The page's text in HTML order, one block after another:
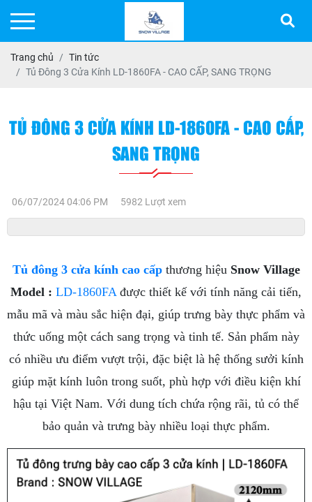
Trang chủ
Tin tức
Tủ Đông 3 Cửa Kính LD-1860FA - CAO CẤP, SANG TRỌNG
TỦ ĐÔNG 3 CỬA KÍNH LD-1860FA - CAO CẤP,
SANG TRỌNG
06/07/2024 04:06 PM 5982 Lượt xem
Tủ đông 3 cửa kính cao cấpthương hiệu Snow Village
Model : LD-1860FAđược thiết kế với tính năng cải tiến,
mẫu mã và màu sắc hiện đại, giúp trưng bày thực phẩm và
thức uống một cách sang trọng và tinh tế. Sản phẩm này
có nhiều ưu điểm vượt trội, đặc biệt là hệ thống sưởi kính
giúp mặt kính luôn trong suốt, phù hợp với điều kiện khí
hậu tại Việt Nam. Với dung tích chứa rộng rãi, tủ có thể
bảo quản và trưng bày nhiều loại thực phẩm.